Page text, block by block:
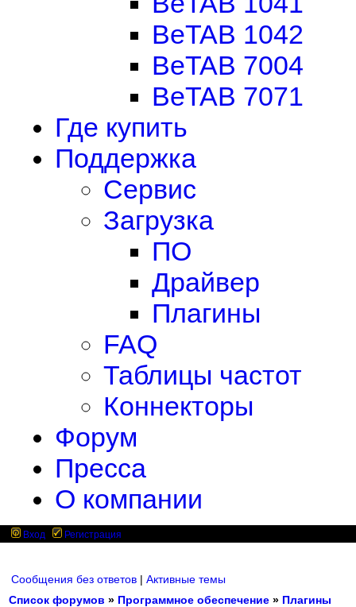
BeTAB 1042
BeTAB 7004
BeTAB 7071
Где купить
Поддержка
Сервис
Загрузка
ПО
Драйвер
Плагины
FAQ
Таблицы частот
Коннекторы
Форум
Пресса
О компании
Вход Регистрация
Сообщения без ответов | Активные темы
Список форумов » Программное обеспечение » Плагины